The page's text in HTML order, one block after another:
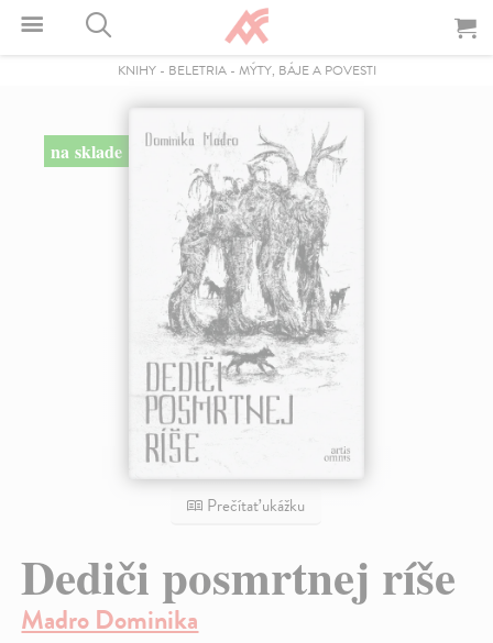
KNIHY- BELETRIA- MÝTY, BÁJE A POVESTI
na sklade
Prečítať ukážku
Dediči posmrtnej ríše
Madro Dominika